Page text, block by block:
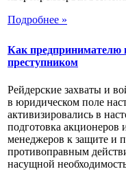
Подробнее »
Как предпринимателю
преступником
Рейдерские захваты и
в юридическом поле
активизировались в
подготовка акционеров
менеджеров к защите и
противоправным
насущной